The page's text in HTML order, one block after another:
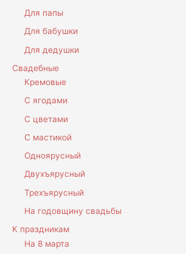
Для папы
Для бабушки
Для дедушки
Свадебные
Кремовые
С ягодами
С цветами
С мастикой
Одноярусный
Двухъярусный
Трехъярусный
На годовщину свадьбы
К праздникам
На 8 марта